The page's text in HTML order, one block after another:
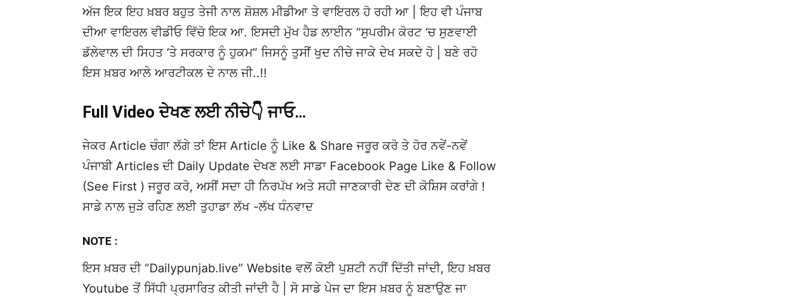
ਅੱਜ ਇਕ ਇਹ ਖ਼ਬਰ ਬਹੁਤ ਤੇਜੀ ਨਾਲ ਸ਼ੋਸ਼ਲ ਮੀਡੀਆ ਤੇ ਵਾਇਰਲ ਹੋ ਰਹੀ ਆ | ਇਹ ਵੀ ਪੰਜਾਬ
ਦੀਆ ਵਾਇਰਲ ਵੀਡੀਓ ਵਿੱਚੋ ਇਕ ਆ. ਇਸਦੀ ਮੁੱਖ ਹੈਡ ਲਾਈਨ “ਸੁਪਰੀਮ ਕੋਰਟ ‘ਚ ਸੁਣਵਾਈ
ਡੱਲੇਵਾਲ ਦੀ ਸਿਹਤ ‘ਤੇ ਸਰਕਾਰ ਨੂੰ ਹੁਕਮ” ਜਿਸਨੂੰ ਤੁਸੀਂ ਖੁਦ ਨੀਚੇ ਜਾਕੇ ਦੇਖ ਸਕਦੇ ਹੋ | ਬਣੇ ਰਹੋ
ਇਸ ਖ਼ਬਰ ਆਲੇ ਆਰਟੀਕਲ ਦੇ ਨਾਲ ਜੀ..!!
Full Video ਦੇਖਣ ਲਈ ਨੀਚੇ👇 ਜਾਓ…
ਜੇਕਰ Article ਚੰਗਾ ਲੱਗੇ ਤਾਂ ਇਸ Article ਨੂੰ Like & Share ਜਰੂਰ ਕਰੋ ਤੇ ਹੋਰ ਨਵੇਂ-ਨਵੇਂ
ਪੰਜਾਬੀ Articles ਦੀ Daily Update ਦੇਖਣ ਲਈ ਸਾਡਾ Facebook Page Like & Follow
(See First ) ਜਰੂਰ ਕਰੋ, ਅਸੀਂ ਸਦਾ ਹੀ ਨਿਰਪੱਖ ਅਤੇ ਸਹੀ ਜਾਣਕਾਰੀ ਦੇਣ ਦੀ ਕੋਸ਼ਿਸ ਕਰਾਂਗੇ !
ਸਾਡੇ ਨਾਲ ਜੁੜੇ ਰਹਿਣ ਲਈ ਤੁਹਾਡਾ ਲੱਖ -ਲੱਖ ਧੰਨਵਾਦ
NOTE :
ਇਸ ਖ਼ਬਰ ਦੀ “Dailypunjab.live” Website ਵਲੋਂ ਕੋਈ ਪੁਸ਼ਟੀ ਨਹੀਂ ਦਿੱਤੀ ਜਾਂਦੀ, ਇਹ ਖ਼ਬਰ
Youtube ਤੋਂ ਸਿੱਧੀ ਪ੍ਰਸਾਰਿਤ ਕੀਤੀ ਜਾਂਦੀ ਹੈ | ਸੋ ਸਾਡੇ ਪੇਜ ਦਾ ਇਸ ਖ਼ਬਰ ਨੂੰ ਬਣਾਉਣ ਜਾ